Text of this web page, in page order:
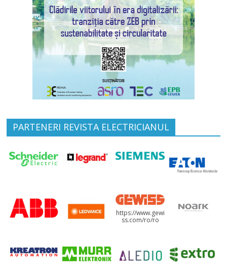
PARTENERI REVISTA ELECTRICIANUL
https://www.gewi
ss.com/ro/ro